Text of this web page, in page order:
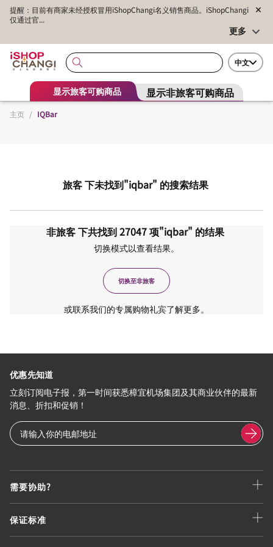
提醒：目前有商家未经授权冒用iShopChangi名义销售商品。iShopChangi
仅通过官...
更多
中文
显示旅客可购商品 显示非旅客可购商品
主页 / IQBar
旅客下未找到"iqbar" 的搜索结果
非旅客下共找到27047项"iqbar" 的结果
切换模式以查看结果。
切换至非旅客
或联系我们的专属购物礼宾了解更多。
需要协助?
保证标准
优惠先知道
立刻订阅电子报，第一时间获悉樟宜机场集团及其商业伙伴的最新
消息、折扣和促销！